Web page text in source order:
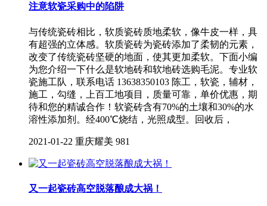
注意软瓷采购中的陷阱
与传统瓷砖相比，软质瓷砖质地柔软，像牛皮一样，具
有超强的立体感。软质瓷砖为瓷砖添加了柔韧的元素，
改变了传统瓷砖坚硬的地面，使其更加柔软。下面小编
为您介绍一下什么是软地砖和软地砖选购毛泥。专业软
瓷施工队，联系电话 13638350103 陈工，软瓷，辅材，
施工，勾缝，上百工地项目，质量可靠，单价优惠，期
待和您的精诚合作！软瓷砖含有70%的土壤和30%的水
溶性添加剂。经400℃烧结，光照成型。回收后，
2021-01-22 重庆耀美 981
又一起瓷砖高空脱落酿成大祸！